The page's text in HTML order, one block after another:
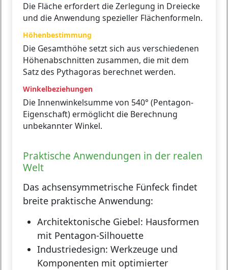
Die Fläche erfordert die Zerlegung in Dreiecke
und die Anwendung spezieller Flächenformeln.
Höhenbestimmung
Die Gesamthöhe setzt sich aus verschiedenen
Höhenabschnitten zusammen, die mit dem
Satz des Pythagoras berechnet werden.
Winkelbeziehungen
Die Innenwinkelsumme von 540° (Pentagon-
Eigenschaft) ermöglicht die Berechnung
unbekannter Winkel.
Praktische Anwendungen in der realen
Welt
Das achsensymmetrische Fünfeck findet
breite praktische Anwendung:
Architektonische Giebel: Hausformen
mit Pentagon-Silhouette
Industriedesign: Werkzeuge und
Komponenten mit optimierter